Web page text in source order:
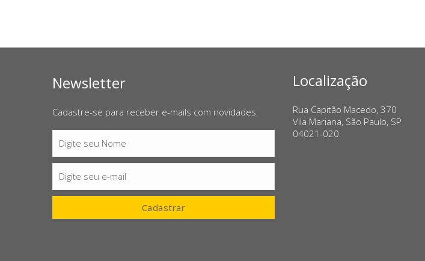
Newsletter
Cadastre-se para receber e-mails com novidades:
Nome
Digite seu Nome
E-
mail
Digite seu e-mail
Cadastrar
Localização
Rua Capitão Macedo, 370
Vila Mariana, São Paulo, SP
04021-020